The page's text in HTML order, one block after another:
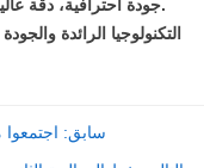
مصنوعة بواسطة Zhouxiang، جودة احترافية، دقة عالية، سرعة عالية.
التكنولوجيا الرائدة
سابق: